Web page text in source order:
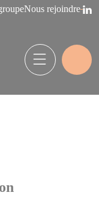
Nous rejoindre